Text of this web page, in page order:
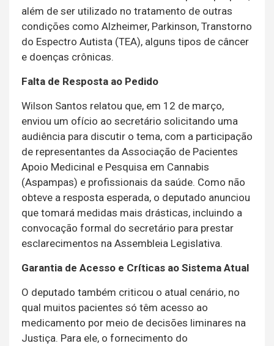
além de ser utilizado no tratamento de outras
condições como Alzheimer, Parkinson, Transtorno
do Espectro Autista (TEA), alguns tipos de câncer
e doenças crônicas.
Falta de Resposta ao Pedido
Wilson Santos relatou que, em 12 de março,
enviou um ofício ao secretário solicitando uma
audiência para discutir o tema, com a participação
de representantes da Associação de Pacientes
Apoio Medicinal e Pesquisa em Cannabis
(Aspampas) e profissionais da saúde. Como não
obteve a resposta esperada, o deputado anunciou
que tomará medidas mais drásticas, incluindo a
convocação formal do secretário para prestar
esclarecimentos na Assembleia Legislativa.
Garantia de Acesso e Críticas ao Sistema Atual
O deputado também criticou o atual cenário, no
qual muitos pacientes só têm acesso ao
medicamento por meio de decisões liminares na
Justiça. Para ele, o fornecimento do